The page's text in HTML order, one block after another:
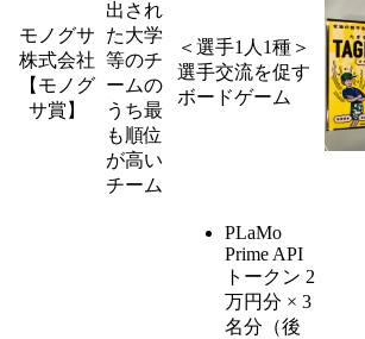
モノグサ
株式会社
【モノグ
サ賞】
出され
た大学
等のチ
ームの
うち最
も順位
が高い
チーム
＜選手1人1種＞
選手交流を促す
ボードゲーム
PLaMo
Prime API
トークン 2
万円分 × 3
名分（後